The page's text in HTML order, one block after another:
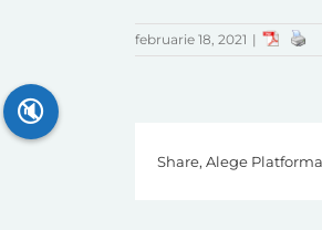
februarie 18, 2021 |
Share, Alege
🔇